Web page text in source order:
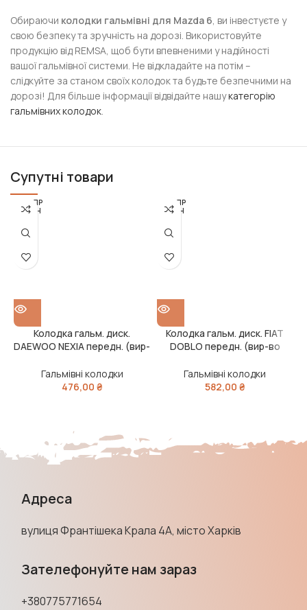
Обираючи колодки гальмівні для Mazda 6, ви інвестуєте у
свою безпеку та зручність на дорозі. Використовуйте
продукцію від REMSA, щоб бути впевненими у надійності
вашої гальмівної системи. Не відкладайте на потім –
слідкуйте за станом своїх колодок та будьте безпечними на
дорозі! Для більше інформації відвідайте нашукатегорію
гальмівних колодок.
Супутні товари
РОЗПР
ОДАН
Колодка гальм. диск.
DAEWOO NEXIA передн. (вир-
Гальмівні колодки
476,00 ₴
РОЗПР
ОДАН
Колодка гальм. диск. FIAT
DOBLO передн. (вир-во
Гальмівні колодки
582,00 ₴
Адреса
вулиця Франтішека Крала 4А, місто Харків
Зателефонуйте нам зараз
+380775771654